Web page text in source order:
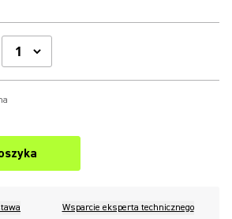
Wsparcie eksperta technicznego